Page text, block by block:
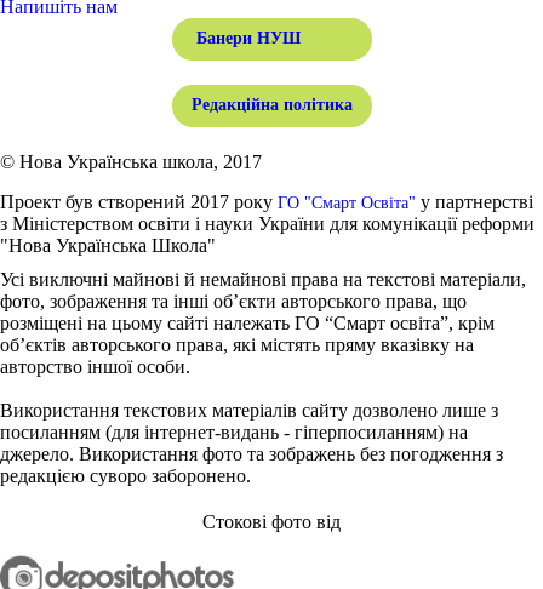
Напишіть нам
Банери НУШ
Редакційна політика
© Нова Українська школа, 2017
Проект був створений 2017 року ГО "Смарт Освіта" у партнерстві
з Міністерством освіти і науки України для комунікації реформи
"Нова Українська Школа"
Усі виключні майнові й немайнові права на текстові матеріали,
фото, зображення та інші об’єкти авторського права, що
розміщені на цьому сайті належать ГО “Смарт освіта”, крім
об’єктів авторського права, які містять пряму вказівку на
авторство іншої особи.
Використання текстових матеріалів сайту дозволено лише з
посиланням (для інтернет-видань - гіперпосиланням) на
джерело. Використання фото та зображень без погодження з
редакцією суворо заборонено.
Стокові фото від